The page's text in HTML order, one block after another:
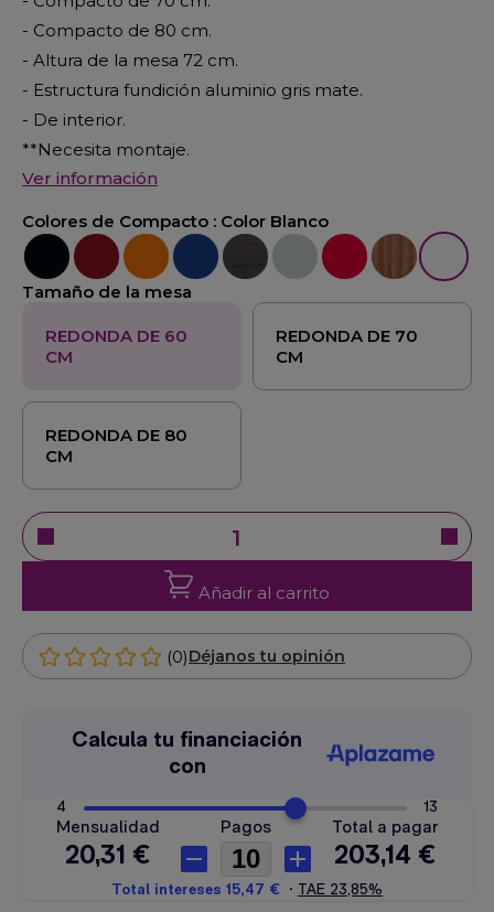
- Compacto de 80 cm.
- Altura de la mesa 72 cm.
- Estructura fundición aluminio gris mate.
- De interior.
**Necesita montaje.
Ver información
Colores de Compacto : Color Blanco
Color NegroColor Burdeos
Color Naranja
Color AzulColor Wengué
Color GrisColor RojoColor Pino
Color
Tamaño de la mesa
REDONDA DE 60
CM
REDONDA DE 70
CM
REDONDA DE 80
CM
Añadir al carrito
(0)Déjanos tu opinión